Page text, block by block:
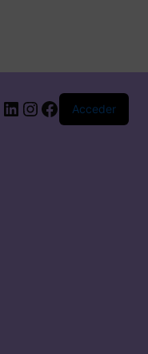
LinkedIn
Instagram
Facebook
Acceder